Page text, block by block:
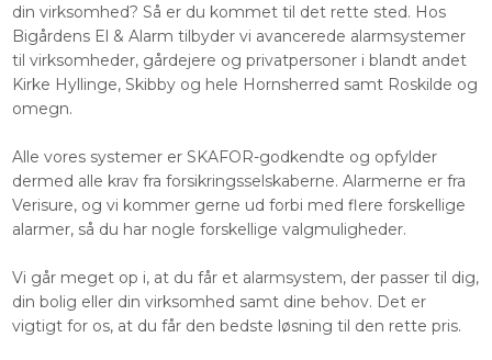
din virksomhed? Så er du kommet til det rette sted. Hos
Bigårdens El & Alarm tilbyder vi avancerede alarmsystemer
til virksomheder, gårdejere og privatpersoner i blandt andet
Kirke Hyllinge, Skibby og hele Hornsherred samt Roskilde og
omegn.
​Alle vores systemer er SKAFOR-godkendte og opfylder
dermed alle krav fra forsikringsselskaberne. Alarmerne er fra
Verisure, og vi kommer gerne ud forbi med flere forskellige
alarmer, så du har nogle forskellige valgmuligheder.
Vi går meget op i, at du får et alarmsystem, der passer til dig,
din bolig eller din virksomhed samt dine behov. Det er
vigtigt for os, at du får den bedste løsning til den rette pris.